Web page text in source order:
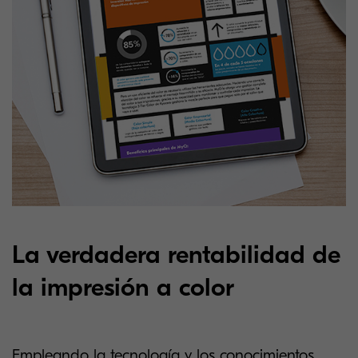
La verdadera rentabilidad de
la impresión a color